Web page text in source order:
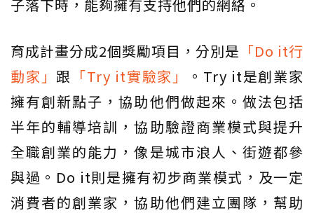
子落下時，能夠擁有支持他們的網絡。
育成計畫分成2個獎勵項目，分別是 「Do it行
動家」 跟 「Try it實驗家」
。Try it是創業家
擁有創新點子，協助他們做起來。做法包括
半年的輔導培訓，協助驗證商業模式與提升
全職創業的能力，像是城市浪人、街遊都參
與過。Do it則是擁有初步商業模式，及一定
消費者的創業家，協助他們建立團隊，幫助